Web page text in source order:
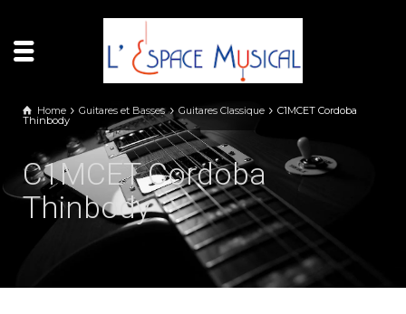
Home Guitares et Basses Guitares Classique C1MCET Cordoba
Thinbody
C1MCET Cordoba
Thinbody